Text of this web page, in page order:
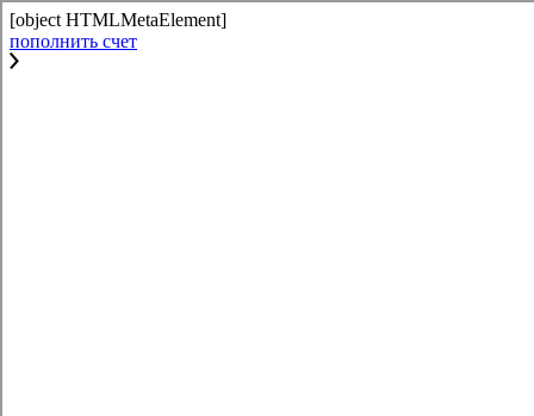
[object HTMLMetaElement]
пополнить счет